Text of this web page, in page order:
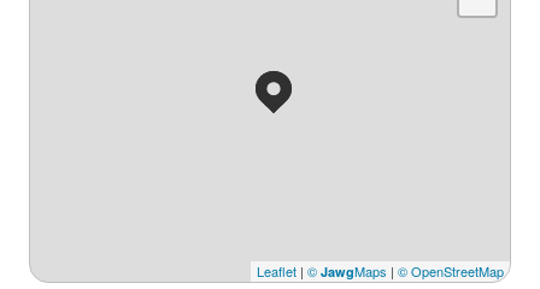
Leaflet | © JawgMaps | © OpenStreetMap